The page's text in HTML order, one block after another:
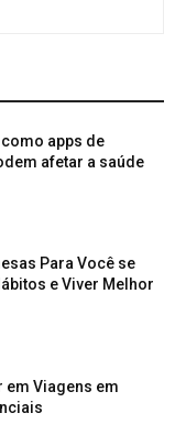
como apps de
afetar a saúde
Para Você se
e Viver Melhor
em Viagens em